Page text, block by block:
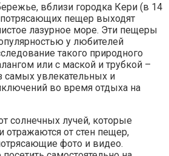
вблизи городка Кери (в 14
потрясающих пещер выходят
лазурное море. Эти пещеры
у любителей
такого природного
или с маской и трубкой –
самых увлекательных и
во время отдыха на
солнечных лучей, которые
отражаются от стен пещер,
фото и видео.